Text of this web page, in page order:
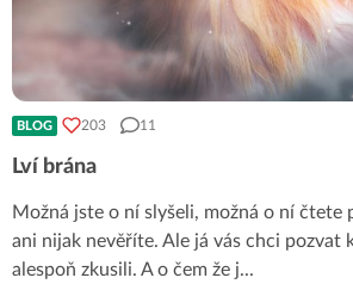
BLOG 203 11
Lví brána
Možná jste o ní slyšeli, možná o ní čtete
ani nijak nevěříte. Ale já vás chci pozvat
alespoň zkusili. A o čem že j...